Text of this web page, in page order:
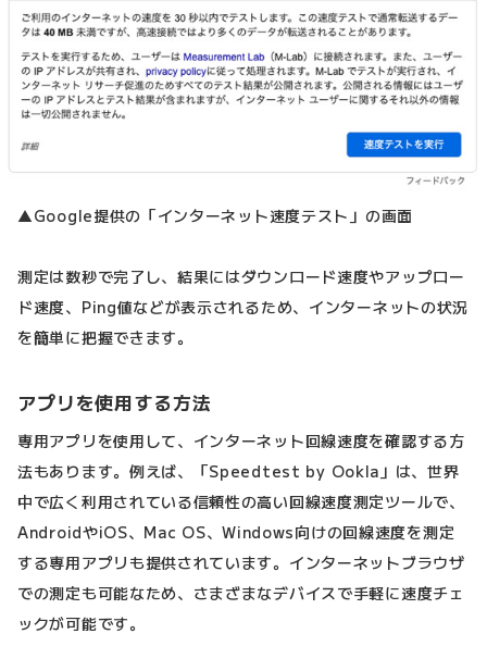
▲Google提供の「インターネット速度テスト」の画面
測定は数秒で完了し、結果にはダウンロード速度やアップロー
ド速度、Ping値などが表示されるため、インターネットの状況
を簡単に把握できます。
アプリを使用する方法
専用アプリを使用して、インターネット回線速度を確認する方
法もあります。例えば、「Speedtest by Ookla」は、世界
中で広く利用されている信頼性の高い回線速度測定ツールで、
AndroidやiOS、Mac OS、Windows向けの回線速度を測定
する専用アプリも提供されています。インターネットブラウザ
での測定も可能なため、さまざまなデバイスで手軽に速度チェ
ックが可能です。